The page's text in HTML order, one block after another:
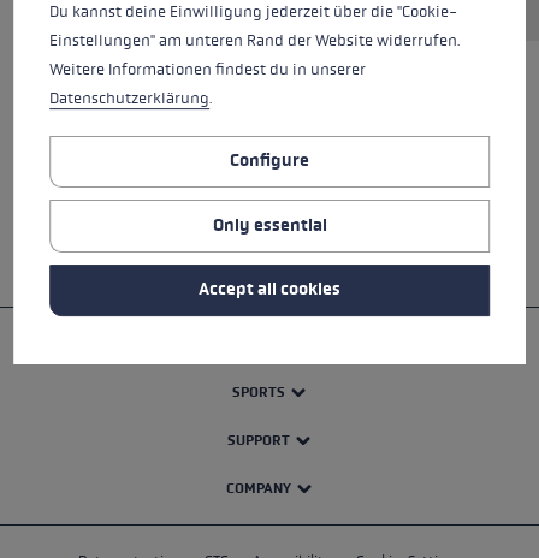
ALL FEATURES
SAFETY INSTRUCTIONS
SPORTS
SUPPORT
COMPANY
Du kannst deine Einwilligung jederzeit über die "Cookie-
Einstellungen" am unteren Rand der Website widerrufen.
Weitere Informationen findest du in unserer
Datenschutzerklärung.
Configure
Only essential
Accept all cookies